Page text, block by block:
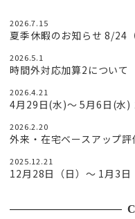
2026.7.15
夏季休暇のお知らせ 8/24
2026.5.1
時間外対応加算2について
2026.4.21
4月29日(水)〜 5月6日(水)
2026.2.20
外来・在宅ベースアップ評
2025.12.21
12月28日（日）〜 1月3日